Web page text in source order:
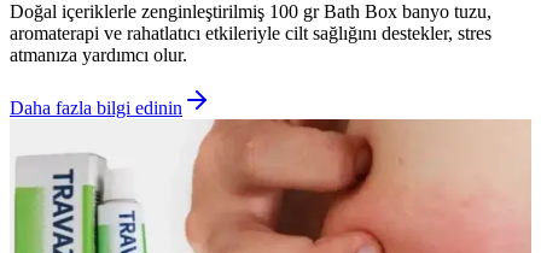
Doğal içeriklerle zenginleştirilmiş 100 gr Bath Box banyo tuzu,
aromaterapi ve rahatlatıcı etkileriyle cilt sağlığını destekler, stres
atmanıza yardımcı olur.
Daha fazla bilgi edinin